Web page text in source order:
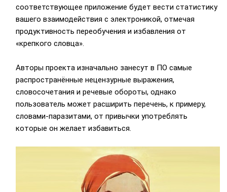
соответствующее приложение будет вести статистику
вашего взаимодействия с электроникой, отмечая
продуктивность переобучения и избавления от
«крепкого словца».
Авторы проекта изначально занесут в ПО самые
распространённые нецензурные выражения,
словосочетания и речевые обороты, однако
пользователь может расширить перечень, к примеру,
словами-паразитами, от привычки употреблять
которые он желает избавиться.